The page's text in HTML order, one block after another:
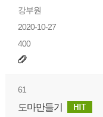
강부원
2020-10-27
400
61
도마만들기